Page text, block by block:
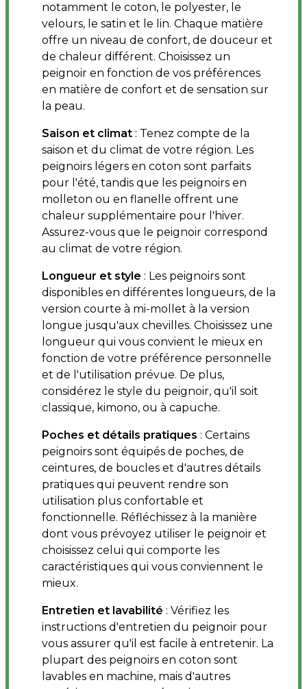
notamment le coton, le polyester, le
velours, le satin et le lin. Chaque matière
offre un niveau de confort, de douceur et
de chaleur différent. Choisissez un
peignoir en fonction de vos préférences
en matière de confort et de sensation sur
la peau.
Saison et climat : Tenez compte de la
saison et du climat de votre région. Les
peignoirs légers en coton sont parfaits
pour l'été, tandis que les peignoirs en
molleton ou en flanelle offrent une
chaleur supplémentaire pour l'hiver.
Assurez-vous que le peignoir correspond
au climat de votre région.
Longueur et style : Les peignoirs sont
disponibles en différentes longueurs, de la
version courte à mi-mollet à la version
longue jusqu'aux chevilles. Choisissez une
longueur qui vous convient le mieux en
fonction de votre préférence personnelle
et de l'utilisation prévue. De plus,
considérez le style du peignoir, qu'il soit
classique, kimono, ou à capuche.
Poches et détails pratiques : Certains
peignoirs sont équipés de poches, de
ceintures, de boucles et d'autres détails
pratiques qui peuvent rendre son
utilisation plus confortable et
fonctionnelle. Réfléchissez à la manière
dont vous prévoyez utiliser le peignoir et
choisissez celui qui comporte les
caractéristiques qui vous conviennent le
mieux.
Entretien et lavabilité : Vérifiez les
instructions d'entretien du peignoir pour
vous assurer qu'il est facile à entretenir. La
plupart des peignoirs en coton sont
lavables en machine, mais d'autres